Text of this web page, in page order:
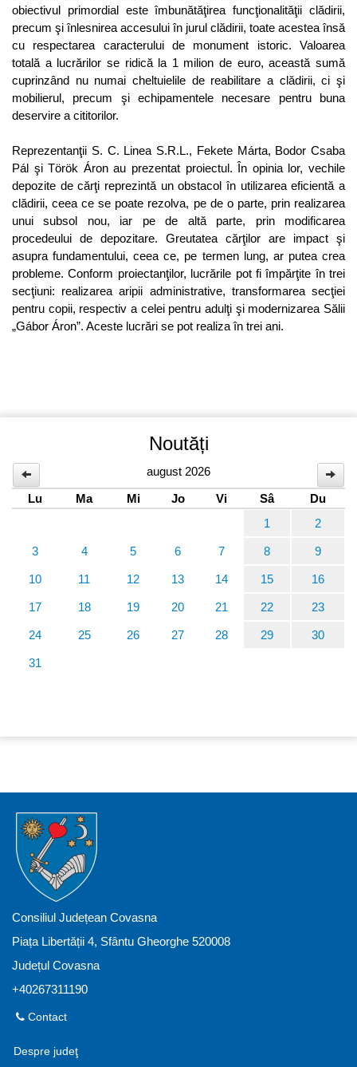
obiectivul primordial este îmbunătăţirea funcţionalităţii clădirii,
precum şi înlesnirea accesului în jurul clădirii, toate acestea însă
cu respectarea caracterului de monument istoric. Valoarea
totală a lucrărilor se ridică la 1 milion de euro, această sumă
cuprinzând nu numai cheltuielile de reabilitare a clădirii, ci şi
mobilierul, precum şi echipamentele necesare pentru buna
deservire a cititorilor.
Reprezentanţii S. C. Linea S.R.L., Fekete Márta, Bodor Csaba
Pál şi Török Áron au prezentat proiectul. În opinia lor, vechile
depozite de cărţi reprezintă un obstacol în utilizarea eficientă a
clădirii, ceea ce se poate rezolva, pe de o parte, prin realizarea
unui subsol nou, iar pe de altă parte, prin modificarea
procedeului de depozitare. Greutatea cărţilor are impact şi
asupra fundamentului, ceea ce, pe termen lung, ar putea crea
probleme. Conform proiectanţilor, lucrările pot fi împărţite în trei
secţiuni: realizarea aripii administrative, transformarea secţiei
pentru copii, respectiv a celei pentru adulţi şi modernizarea Sălii
„Gábor Áron”. Aceste lucrări se pot realiza în trei ani.
Noutăți
august 2026
Lu
Ma Mi Jo Vi Sâ
Du
1
2
3 4 5 6 7 8 9
10 11 12 13 14 15 16
17 18 19 20 21 22 23
24 25 26 27 28 29 30
31
Consiliul Județean Covasna
Piața Libertății 4, Sfântu Gheorghe 520008
Județul Covasna
+40267311190
Contact
Despre judeţ